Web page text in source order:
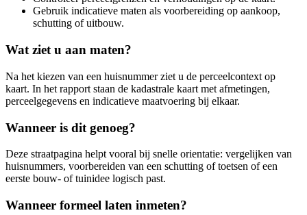
Gebruik indicatieve maten als voorbereiding op aankoop,
schutting of uitbouw.
Wat ziet u aan maten?
Na het kiezen van een huisnummer ziet u de perceelcontext op
kaart. In het rapport staan de kadastrale kaart met afmetingen,
perceelgegevens en indicatieve maatvoering bij elkaar.
Wanneer is dit genoeg?
Deze straatpagina helpt vooral bij snelle orientatie: vergelijken van
huisnummers, voorbereiden van een schutting of toetsen of een
eerste bouw- of tuinidee logisch past.
Wanneer formeel laten inmeten?